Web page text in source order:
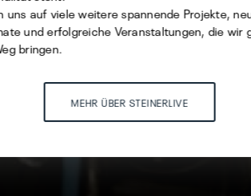
uns auf viele weitere spannende Projekte,
und erfolgreiche Veranstaltungen, die wir
bringen.
MEHR ÜBER STEINERLIVE